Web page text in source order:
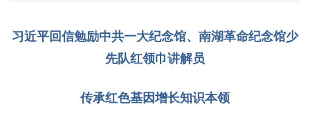
习近平回信勉励中共一大纪念馆、南湖革命纪念馆少
先队红领巾讲解员
传承红色基因增长知识本领